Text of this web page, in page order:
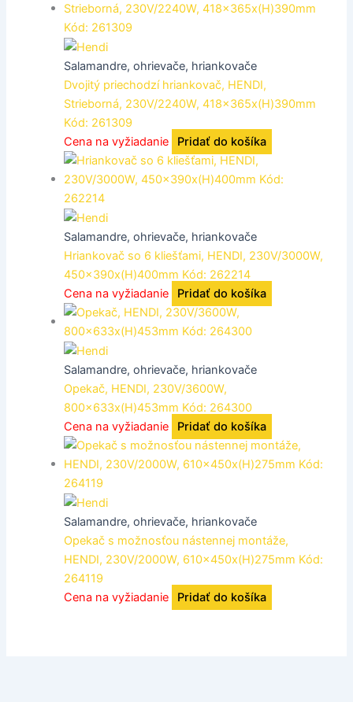
Salamandre, ohrievače, hriankovače
Dvojitý priechodzí hriankovač, HENDI,
Strieborná, 230V/2240W, 418x365x(H)390mm
Kód: 261309
Cena na vyžiadanie
Pridať do košíka
Salamandre, ohrievače, hriankovače
Hriankovač so 6 kliešťami, HENDI, 230V/3000W,
450x390x(H)400mm Kód: 262214
Cena na vyžiadanie
Pridať do košíka
Salamandre, ohrievače, hriankovače
Opekač, HENDI, 230V/3600W,
800x633x(H)453mm Kód: 264300
Cena na vyžiadanie
Pridať do košíka
Salamandre, ohrievače, hriankovače
Opekač s možnosťou nástennej montáže,
HENDI, 230V/2000W, 610x450x(H)275mm Kód:
264119
Cena na vyžiadanie
Pridať do košíka